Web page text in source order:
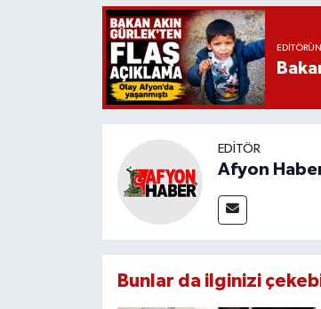
EDITÖR
Afyon
Bunlar da ilginizi